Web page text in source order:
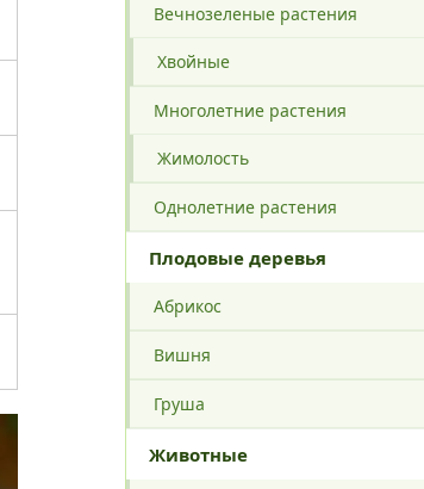
Вечнозеленые растения
Хвойные
Многолетние растения
Жимолость
Однолетние растения
Плодовые деревья
Абрикос
Вишня
Груша
Животные